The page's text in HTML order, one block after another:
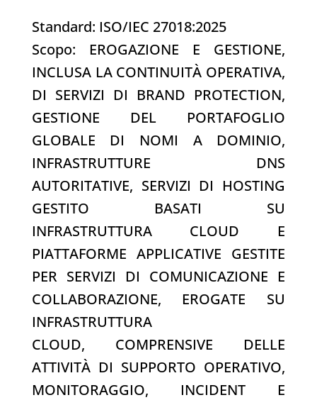
Standard: ISO/IEC 27018:2025
Scopo: EROGAZIONE E GESTIONE,
INCLUSA LA CONTINUITÀ OPERATIVA,
DI SERVIZI DI BRAND PROTECTION,
GESTIONE DEL PORTAFOGLIO
GLOBALE DI NOMI A DOMINIO,
INFRASTRUTTURE DNS
AUTORITATIVE, SERVIZI DI HOSTING
GESTITO BASATI SU
INFRASTRUTTURA CLOUD E
PIATTAFORME APPLICATIVE GESTITE
PER SERVIZI DI COMUNICAZIONE E
COLLABORAZIONE, EROGATE SU
INFRASTRUTTURA
CLOUD, COMPRENSIVE DELLE
ATTIVITÀ DI SUPPORTO OPERATIVO,
MONITORAGGIO, INCIDENT E